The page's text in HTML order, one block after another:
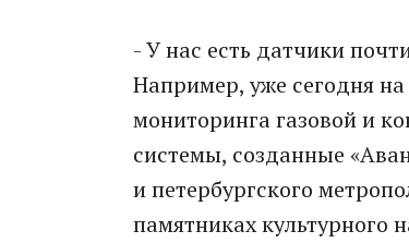
- У нас есть датчики
Например, уже сегодня
мониторинга газовой и
системы, созданные
и петербургского
памятниках культурного